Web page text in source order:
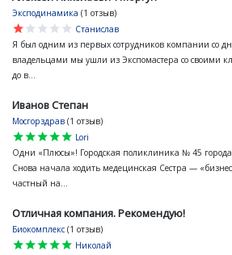
Эксподинамика (1 отзыв)
star
star
star
star
star
Станислав
Я был одним из первых сотрудников компании со
владельцами мы ушли из Экспомастера со своими
до в...
Иванов Степан
Мосгорздрав (1 отзыв)
star
star
star
star
star
Lori
Одни «Плюсы»! Городская поликлиника № 45
Снова начала ходить медецинская Сестра —
частный на...
Отличная компания. Рекомендую!
Биокомплекс (1 отзыв)
star
star
star
star
star
Николай